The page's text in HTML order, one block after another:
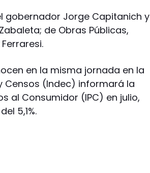
gobernador Jorge Capitanich y
de Obras Públicas,
en la misma jornada en la
Censos (Indec) informará la
al Consumidor (IPC) en julio,
5,1%.